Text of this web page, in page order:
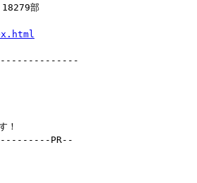
部
！
PR--